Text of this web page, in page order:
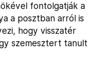
fontolgatják a
a posztban arról is
hogy visszatér
szemesztert tanult